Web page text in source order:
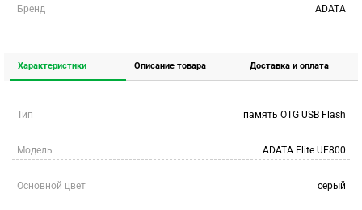
Бренд ADATA
Характеристики Описание товара Доставка и оплата
Тип память OTG USB Flash
Модель ADATA Elite UE800
Основной цвет серый